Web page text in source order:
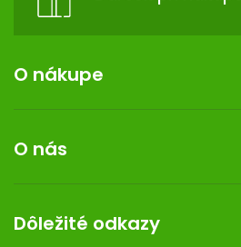
O nákupe
Reklamácia a vrátenie tovaru
Doprava a platba
Darček k nákupu
O nás
Kontakt
Dôležité odkazy